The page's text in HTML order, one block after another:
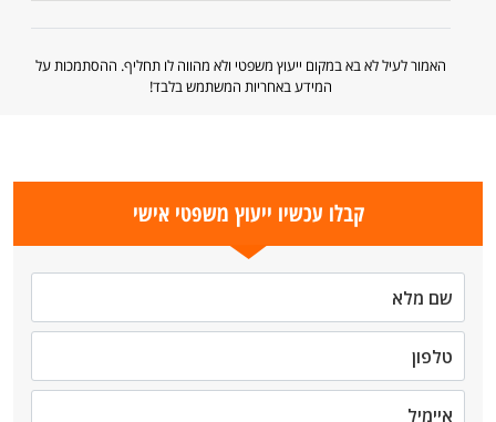
האמור לעיל לא בא במקום ייעוץ משפטי ולא מהווה לו תחליף. ההסתמכות על
המידע באחריות המשתמש בלבד!
קבלו עכשיו ייעוץ משפטי אישי